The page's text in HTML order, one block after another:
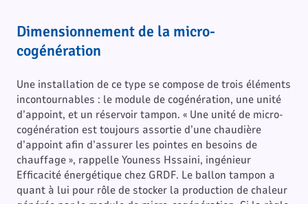
Dimensionnement de la micro-
cogénération
Une installation de ce type se compose de trois éléments
incontournables : le module de cogénération, une unité
d’appoint, et un réservoir tampon. « Une unité de micro-
cogénération est toujours assortie d’une chaudière
d’appoint afin d’assurer les pointes en besoins de
chauffage », rappelle Youness Hssaini, ingénieur
Efficacité énergétique chez GRDF. Le ballon tampon a
quant à lui pour rôle de stocker la production de chaleur